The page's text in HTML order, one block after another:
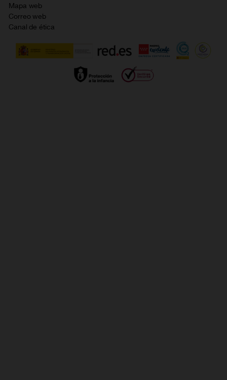
Política de cookies
Política de privacidad
Gestionar UTIQ
Mapa web
Correo web
Canal de ética